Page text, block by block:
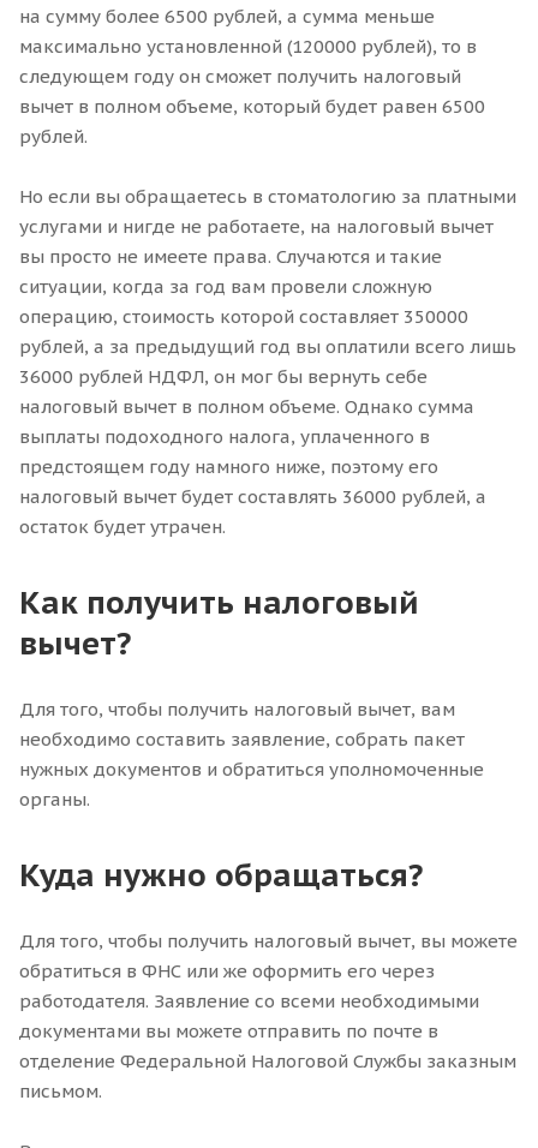
на сумму более 6500 рублей, а сумма меньше
максимально установленной (120000 рублей), то в
следующем году он сможет получить налоговый
вычет в полном объеме, который будет равен 6500
рублей.
Но если вы обращаетесь в стоматологию за платными
услугами и нигде не работаете, на налоговый вычет
вы просто не имеете права. Случаются и такие
ситуации, когда за год вам провели сложную
операцию, стоимость которой составляет 350000
рублей, а за предыдущий год вы оплатили всего лишь
36000 рублей НДФЛ, он мог бы вернуть себе
налоговый вычет в полном объеме. Однако сумма
выплаты подоходного налога, уплаченного в
предстоящем году намного ниже, поэтому его
налоговый вычет будет составлять 36000 рублей, а
остаток будет утрачен.
Как получить налоговый
вычет?
Для того, чтобы получить налоговый вычет, вам
необходимо составить заявление, собрать пакет
нужных документов и обратиться уполномоченные
органы.
Куда нужно обращаться?
Для того, чтобы получить налоговый вычет, вы можете
обратиться в ФНС или же оформить его через
работодателя. Заявление со всеми необходимыми
документами вы можете отправить по почте в
отделение Федеральной Налоговой Службы заказным
письмом.